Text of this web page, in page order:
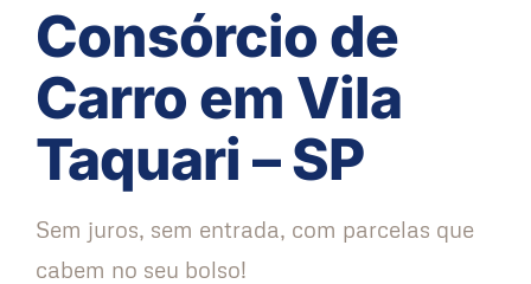
Consórcio de
Carro em Vila
Taquari – SP
Sem juros, sem entrada, com parcelas que
cabem no seu bolso!